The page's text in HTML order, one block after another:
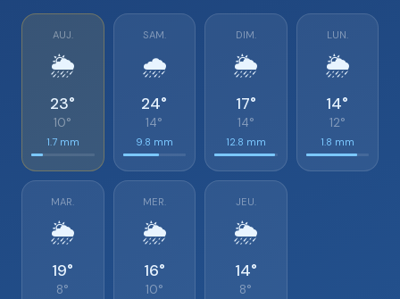
AUJ.
🌦️
23°
10°
1.7 mm
SAM.
🌧️
24°
14°
9.8 mm
DIM.
🌦️
17°
14°
12.8 mm
LUN.
🌦️
14°
12°
1.8 mm
MAR.
🌦️
19°
8°
MER.
🌦️
16°
10°
JEU.
🌦️
14°
8°